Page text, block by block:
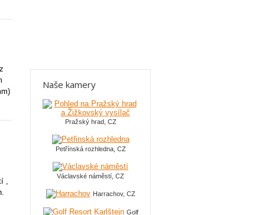
,
Naše kamery
Pražský hrad, CZ
Petřínská rozhledna, CZ
Václavské náměstí, CZ
Harrachov, CZ
Golf